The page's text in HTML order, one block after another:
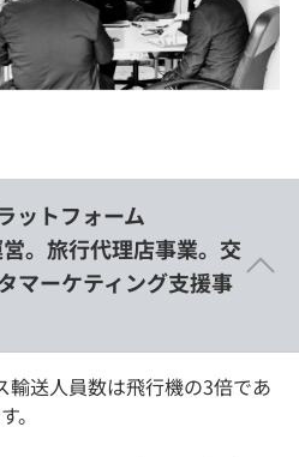
ットフォーム
。旅行代理店事業。交
マーケティング支援事
輸送人員数は飛行機の3倍であ
。